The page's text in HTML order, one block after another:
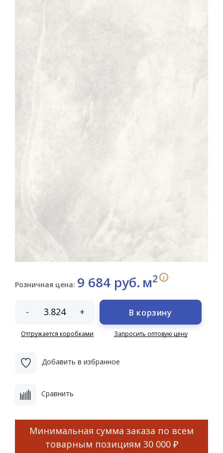
Розничная цена: 9 684 руб. м2 i
- +
Отгружается коробками
В корзину
Запросить оптовую цену
Добавить в избранное
Сравнить
Минимальная сумма заказа по всем
товарным позициям 30 000 ₽